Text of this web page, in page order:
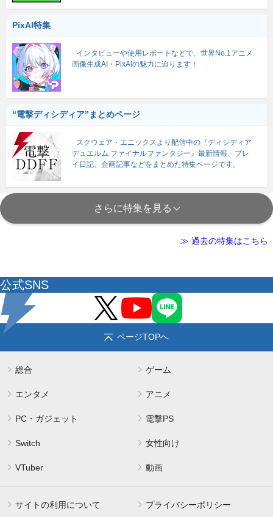
PixAI特集
インタビューや使用レポートなどで、世界No.1アニメ
画像生成AI・PixAIの魅力に迫ります！
“電撃ディシディア”まとめページ
スクウェア・エニックスより配信中の『ディシディア
デュエルム ファイナルファンタジー』最新情報、プレ
イ日記、企画記事などをまとめた特集ページです。
さらに特集を見る
≫ 過去の特集はこちら
公式SNS
ページTOPへ
総合 ゲーム
エンタメ アニメ
PC・ガジェット 電撃PS
Switch 女性向け
VTuber 動画
サイトの利用について プライバシーポリシー